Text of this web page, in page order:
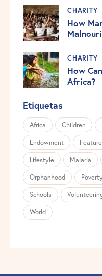
CHARITY
How
CHARITY
How
Africa?
Etiquetas
Africa Children
Endowment
Lifestyle
Malaria
Orphanhood
Schools
World